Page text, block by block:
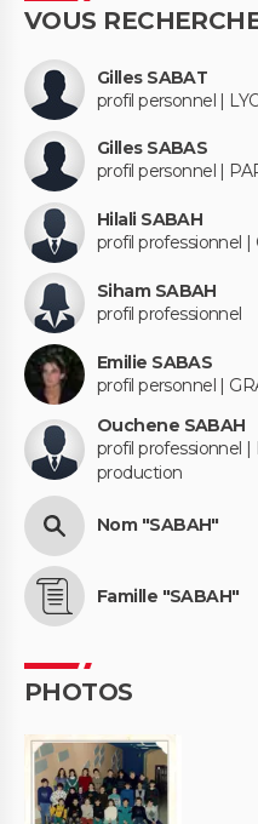
VOUS
Gilles SABAT
profil personnel |
Gilles SABAS
profil personnel |
Hilali SABAH
profil professionnel
Siham SABAH
profil professionnel
Emilie SABAS
profil personnel |
Ouchene SABAH
profil professionnel
production
Nom "SABAH"
Famille "SABAH"
PHOTOS